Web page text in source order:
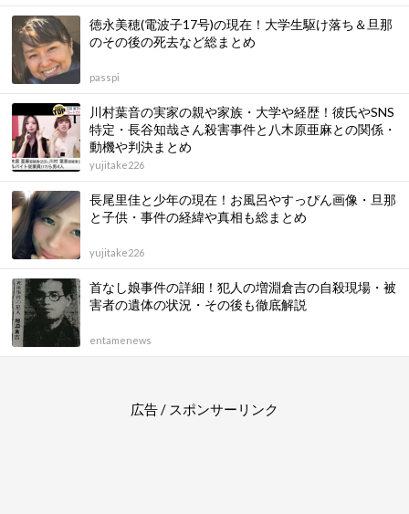
徳永美穂(電波子17号)の現在！大学生駆け落ち＆旦那
のその後の死去など総まとめ
passpi
川村葉音の実家の親や家族・大学や経歴！彼氏やSNS
特定・長谷知哉さん殺害事件と八木原亜麻との関係・
動機や判決まとめ
yujitake226
長尾里佳と少年の現在！お風呂やすっぴん画像・旦那
と子供・事件の経緯や真相も総まとめ
yujitake226
首なし娘事件の詳細！犯人の増淵倉吉の自殺現場・被
害者の遺体の状況・その後も徹底解説
entamenews
広告 / スポンサーリンク